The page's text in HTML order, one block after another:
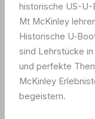
historische US-U-
Mt McKinley
Historische
sind Lehrstücke
und perfekte
McKinley
begeistern.